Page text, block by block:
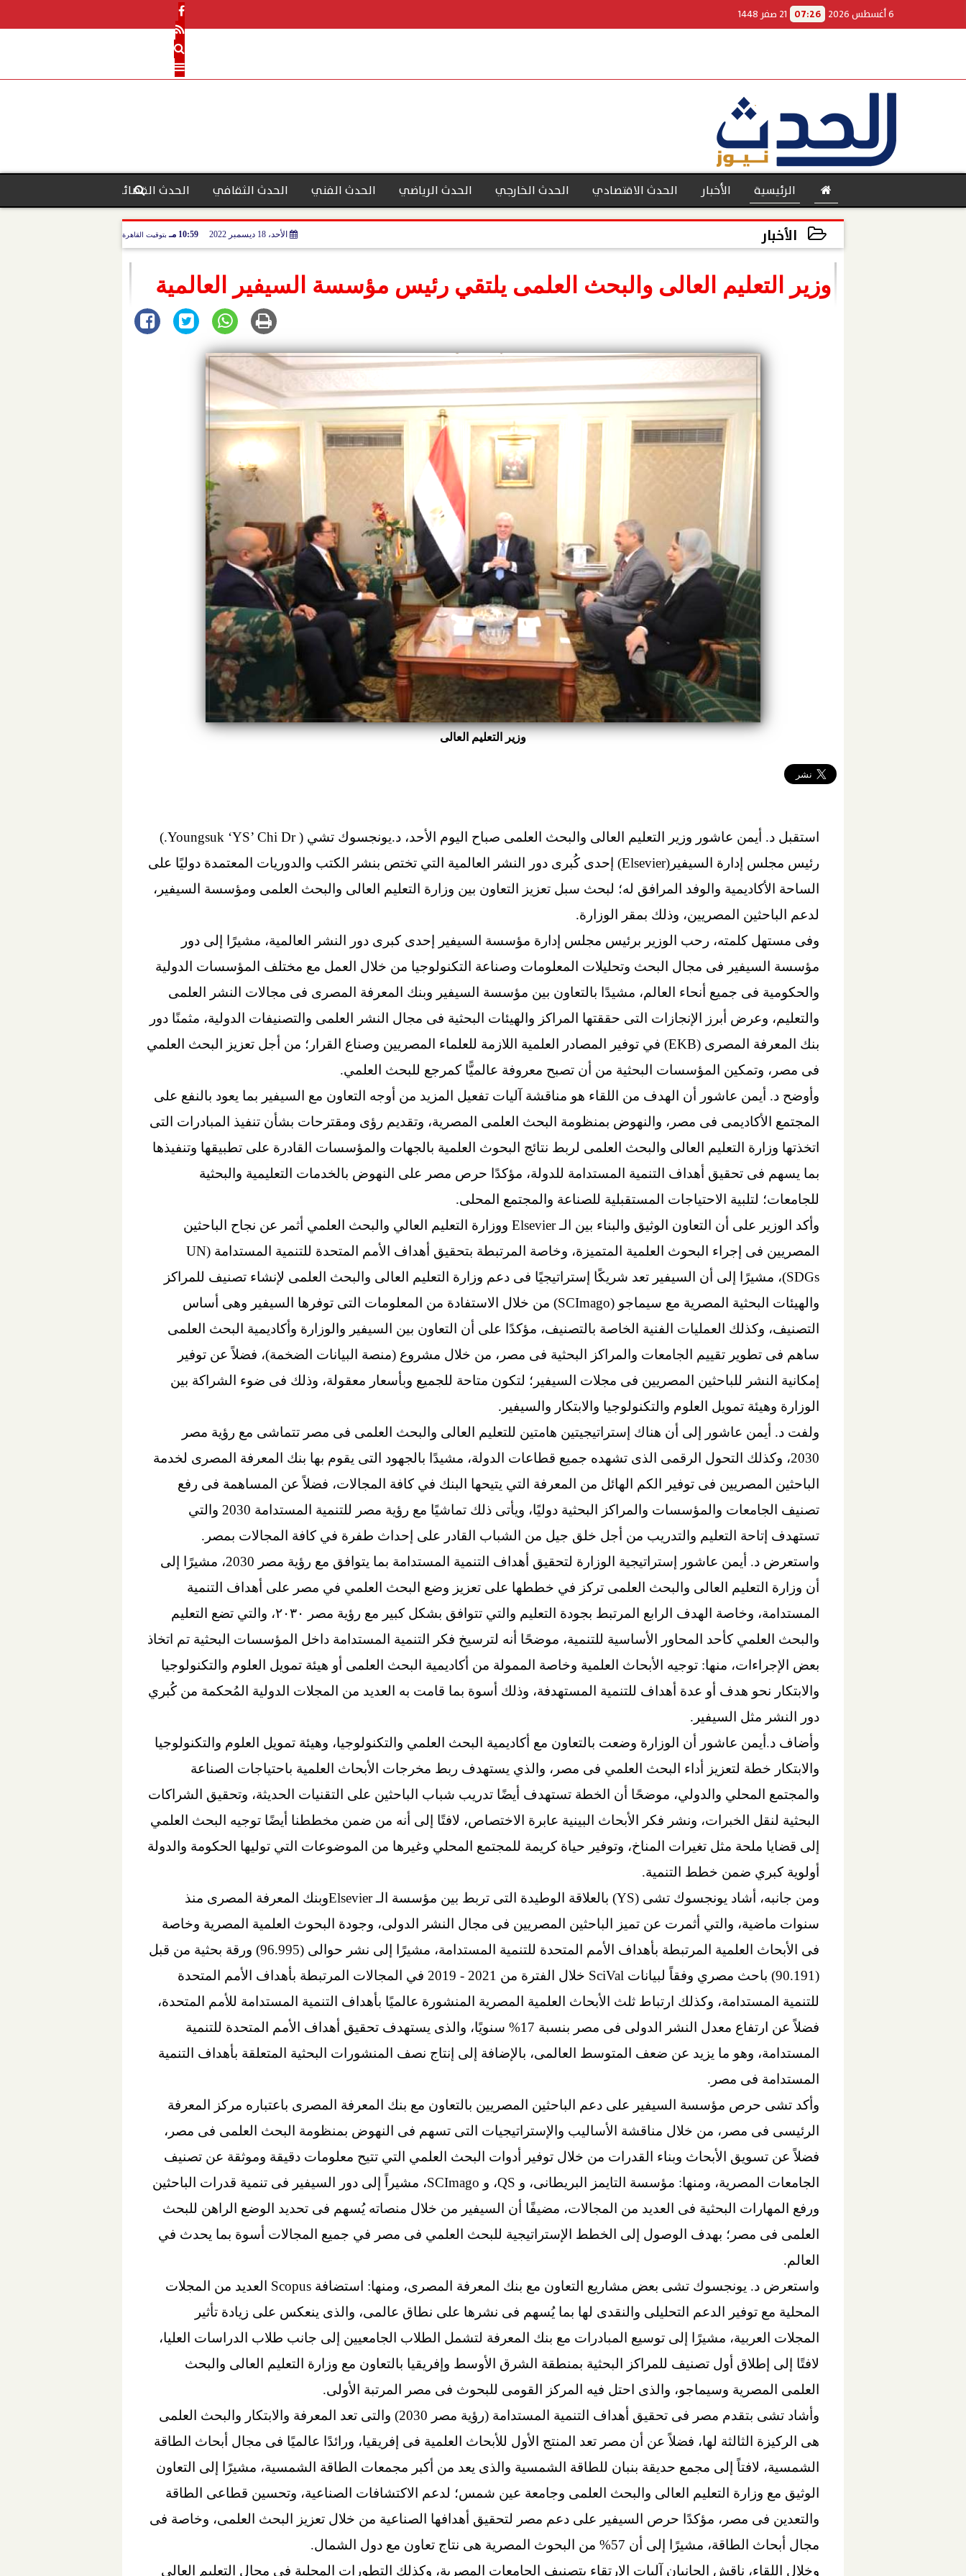
6 أغسطس 2026 07:26 21 صفر 1448
الرئيسية الأخبار الحدث الاقتصادي
بنوك
الحدث الخارجي الحدث الرياضي الحدث الفني الحدث الثقافي الحدث القضائي
الأخبار الأحد، 18 ديسمبر 2022 10:59 مـ بتوقيت القاهرة
وزير التعليم العالى والبحث العلمى يلتقي رئيس مؤسسة السيفير العالمية
وزير التعليم العالى
استقبل د. أيمن عاشور وزير التعليم العالى والبحث العلمى صباح اليوم الأحد، د.يونجسوك تشي ( Youngsuk ‘YS’ Chi Dr.)
رئيس مجلس إدارة السيفير(Elsevier) إحدى كُبرى دور النشر العالمية التي تختص بنشر الكتب والدوريات المعتمدة دوليًا على
الساحة الأكاديمية والوفد المرافق له؛ لبحث سبل تعزيز التعاون بين وزارة التعليم العالى والبحث العلمى ومؤسسة السيفير،
لدعم الباحثين المصريين، وذلك بمقر الوزارة.
وفى مستهل كلمته، رحب الوزير برئيس مجلس إدارة مؤسسة السيفير إحدى كبرى دور النشر العالمية، مشيرًا إلى دور
مؤسسة السيفير فى مجال البحث وتحليلات المعلومات وصناعة التكنولوجيا من خلال العمل مع مختلف المؤسسات الدولية
والحكومية فى جميع أنحاء العالم، مشيدًا بالتعاون بين مؤسسة السيفير وبنك المعرفة المصرى فى مجالات النشر العلمى
والتعليم، وعرض أبرز الإنجازات التى حققتها المراكز والهيئات البحثية فى مجال النشر العلمى والتصنيفات الدولية، مثمنًا دور
بنك المعرفة المصرى (EKB) في توفير المصادر العلمية اللازمة للعلماء المصريين وصناع القرار؛ من أجل تعزيز البحث العلمي
فى مصر، وتمكين المؤسسات البحثية من أن تصبح معروفة عالميًّا كمرجع للبحث العلمي.
وأوضح د. أيمن عاشور أن الهدف من اللقاء هو مناقشة آليات تفعيل المزيد من أوجه التعاون مع السيفير بما يعود بالنفع على
المجتمع الأكاديمى فى مصر، والنهوض بمنظومة البحث العلمى المصرية، وتقديم رؤى ومقترحات بشأن تنفيذ المبادرات التى
اتخذتها وزارة التعليم العالى والبحث العلمى لربط نتائج البحوث العلمية بالجهات والمؤسسات القادرة على تطبيقها وتنفيذها
بما يسهم فى تحقيق أهداف التنمية المستدامة للدولة، مؤكدًا حرص مصر على النهوض بالخدمات التعليمية والبحثية
للجامعات؛ لتلبية الاحتياجات المستقبلية للصناعة والمجتمع المحلى.
وأكد الوزير على أن التعاون الوثيق والبناء بين الـ Elsevier ووزارة التعليم العالي والبحث العلمي أثمر عن نجاح الباحثين
المصريين فى إجراء البحوث العلمية المتميزة، وخاصة المرتبطة بتحقيق أهداف الأمم المتحدة للتنمية المستدامة (UN
SDGs)، مشيرًا إلى أن السيفير تعد شريكًا إستراتيجيًا فى دعم وزارة التعليم العالى والبحث العلمى لإنشاء تصنيف للمراكز
والهيئات البحثية المصرية مع سيماجو (SCImago) من خلال الاستفادة من المعلومات التى توفرها السيفير وهى أساس
التصنيف، وكذلك العمليات الفنية الخاصة بالتصنيف، مؤكدًا على أن التعاون بين السيفير والوزارة وأكاديمية البحث العلمى
ساهم فى تطوير تقييم الجامعات والمراكز البحثية فى مصر، من خلال مشروع (منصة البيانات الضخمة)، فضلاً عن توفير
إمكانية النشر للباحثين المصريين فى مجلات السيفير؛ لتكون متاحة للجميع وبأسعار معقولة، وذلك فى ضوء الشراكة بين
الوزارة وهيئة تمويل العلوم والتكنولوجيا والابتكار والسيفير.
ولفت د. أيمن عاشور إلى أن هناك إستراتيجيتين هامتين للتعليم العالى والبحث العلمى فى مصر تتماشى مع رؤية مصر
2030، وكذلك التحول الرقمى الذى تشهده جميع قطاعات الدولة، مشيدًا بالجهود التى يقوم بها بنك المعرفة المصرى لخدمة
الباحثين المصريين فى توفير الكم الهائل من المعرفة التي يتيحها البنك في كافة المجالات، فضلاً عن المساهمة فى رفع
تصنيف الجامعات والمؤسسات والمراكز البحثية دوليًا، ويأتى ذلك تماشيًا مع رؤية مصر للتنمية المستدامة 2030 والتي
تستهدف إتاحة التعليم والتدريب من أجل خلق جيل من الشباب القادر على إحداث طفرة في كافة المجالات بمصر.
واستعرض د. أيمن عاشور إستراتيجية الوزارة لتحقيق أهداف التنمية المستدامة بما يتوافق مع رؤية مصر 2030، مشيرًا إلى
أن وزارة التعليم العالى والبحث العلمى تركز في خططها على تعزيز وضع البحث العلمي في مصر على أهداف التنمية
المستدامة، وخاصة الهدف الرابع المرتبط بجودة التعليم والتي تتوافق بشكل كبير مع رؤية مصر ٢٠٣٠، والتي تضع التعليم
والبحث العلمي كأحد المحاور الأساسية للتنمية، موضحًا أنه لترسيخ فكر التنمية المستدامة داخل المؤسسات البحثية تم اتخاذ
بعض الإجراءات، منها: توجيه الأبحاث العلمية وخاصة الممولة من أكاديمية البحث العلمى أو هيئة تمويل العلوم والتكنولوجيا
والابتكار نحو هدف أو عدة أهداف للتنمية المستهدفة، وذلك أسوة بما قامت به العديد من المجلات الدولية المُحكمة من كُبري
دور النشر مثل السيفير.
وأضاف د.أيمن عاشور أن الوزارة وضعت بالتعاون مع أكاديمية البحث العلمي والتكنولوجيا، وهيئة تمويل العلوم والتكنولوجيا
والابتكار خطة لتعزيز أداء البحث العلمي فى مصر، والذي يستهدف ربط مخرجات الأبحاث العلمية باحتياجات الصناعة
والمجتمع المحلي والدولي، موضحًا أن الخطة تستهدف أيضًا تدريب شباب الباحثين على التقنيات الحديثة، وتحقيق الشراكات
البحثية لنقل الخبرات، ونشر فكر الأبحاث البينية عابرة الاختصاص، لافتًا إلى أنه من ضمن مخططنا أيضًا توجيه البحث العلمي
إلى قضايا ملحة مثل تغيرات المناخ، وتوفير حياة كريمة للمجتمع المحلي وغيرها من الموضوعات التي توليها الحكومة والدولة
أولوية كبري ضمن خطط التنمية.
ومن جانبه، أشاد يونجسوك تشى (YS) بالعلاقة الوطيدة التى تربط بين مؤسسة الـ Elsevierوبنك المعرفة المصرى منذ
سنوات ماضية، والتي أثمرت عن تميز الباحثين المصريين فى مجال النشر الدولى، وجودة البحوث العلمية المصرية وخاصة
فى الأبحاث العلمية المرتبطة بأهداف الأمم المتحدة للتنمية المستدامة، مشيرًا إلى نشر حوالى (96.995) ورقة بحثية من قبل
(90.191) باحث مصري وفقاً لبيانات SciVal خلال الفترة من 2021 - 2019 في المجالات المرتبطة بأهداف الأمم المتحدة
للتنمية المستدامة، وكذلك ارتباط ثلث الأبحاث العلمية المصرية المنشورة عالميًا بأهداف التنمية المستدامة للأمم المتحدة،
فضلاً عن ارتفاع معدل النشر الدولى فى مصر بنسبة 17% سنويًا، والذى يستهدف تحقيق أهداف الأمم المتحدة للتنمية
المستدامة، وهو ما يزيد عن ضعف المتوسط العالمى، بالإضافة إلى إنتاج نصف المنشورات البحثية المتعلقة بأهداف التنمية
المستدامة فى مصر.
وأكد تشى حرص مؤسسة السيفير على دعم الباحثين المصريين بالتعاون مع بنك المعرفة المصرى باعتباره مركز المعرفة
الرئيسى فى مصر، من خلال مناقشة الأساليب والإستراتيجيات التى تسهم فى النهوض بمنظومة البحث العلمى فى مصر،
فضلاً عن تسويق الأبحاث وبناء القدرات من خلال توفير أدوات البحث العلمي التي تتيح معلومات دقيقة وموثقة عن تصنيف
الجامعات المصرية، ومنها: مؤسسة التايمز البريطانى، و QS، و SCImago، مشيراً إلى دور السيفير فى تنمية قدرات الباحثين
ورفع المهارات البحثية فى العديد من المجالات، مضيفًا أن السيفير من خلال منصاته يُسهم فى تحديد الوضع الراهن للبحث
العلمى فى مصر؛ بهدف الوصول إلى الخطط الإستراتيجية للبحث العلمي فى مصر في جميع المجالات أسوة بما يحدث في
العالم.
واستعرض د. يونجسوك تشى بعض مشاريع التعاون مع بنك المعرفة المصرى، ومنها: استضافة Scopus العديد من المجلات
المحلية مع توفير الدعم التحليلى والنقدى لها بما يُسهم فى نشرها على نطاق عالمى، والذى ينعكس على زيادة تأثير
المجلات العربية، مشيرًا إلى توسيع المبادرات مع بنك المعرفة لتشمل الطلاب الجامعيين إلى جانب طلاب الدراسات العليا،
لافتًا إلى إطلاق أول تصنيف للمراكز البحثية بمنطقة الشرق الأوسط وإفريقيا بالتعاون مع وزارة التعليم العالى والبحث
العلمى المصرية وسيماجو، والذى احتل فيه المركز القومى للبحوث فى مصر المرتبة الأولى.
وأشاد تشى بتقدم مصر فى تحقيق أهداف التنمية المستدامة (رؤية مصر 2030) والتى تعد المعرفة والابتكار والبحث العلمى
هى الركيزة الثالثة لها، فضلاً عن أن مصر تعد المنتج الأول للأبحاث العلمية فى إفريقيا، ورائدًا عالميًا فى مجال أبحاث الطاقة
الشمسية، لافتاً إلى مجمع حديقة بنبان للطاقة الشمسية والذى يعد من أكبر مجمعات الطاقة الشمسية، مشيرًا إلى التعاون
الوثيق مع وزارة التعليم العالى والبحث العلمى وجامعة عين شمس؛ لدعم الاكتشافات الصناعية، وتحسين قطاعى الطاقة
والتعدين فى مصر، مؤكدًا حرص السيفير على دعم مصر لتحقيق أهدافها الصناعية من خلال تعزيز البحث العلمى، وخاصة فى
مجال أبحاث الطاقة، مشيرًا إلى أن 57% من البحوث المصرية هى نتاج تعاون مع دول الشمال.
وخلال اللقاء، ناقش الجانبان آليات الارتقاء بتصنيف الجامعات المصرية، وكذلك التطورات المحلية فى مجال التعليم العالى